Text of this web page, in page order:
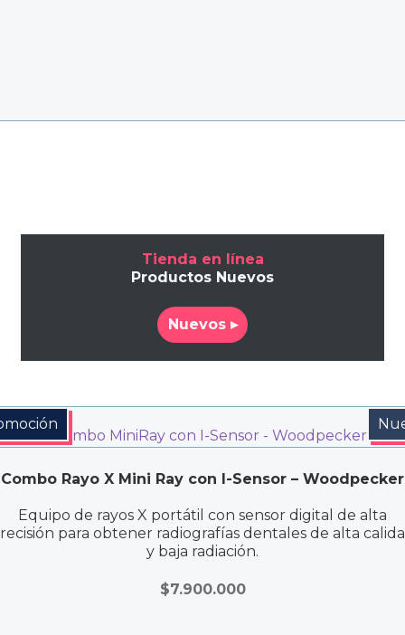
Tienda en línea
Productos Nuevos
Nuevos ▸
Combo Rayo X Mini Ray con I-Sensor – Woodpecker
Equipo de rayos X portátil con sensor digital de alta
para obtener radiografías dentales de alta
y baja radiación.
$7.900.000